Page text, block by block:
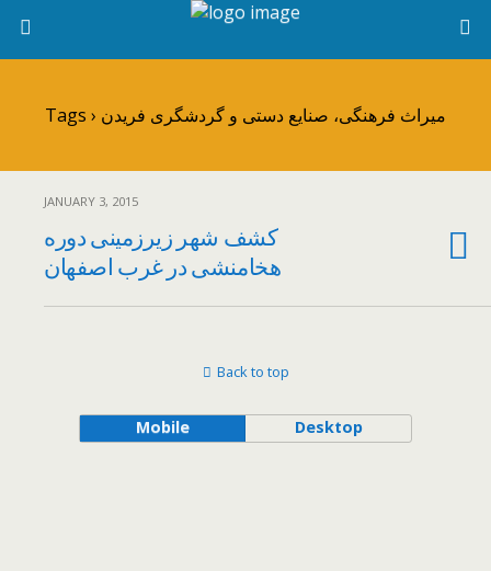
Tags › میراث فرهنگی، صنایع دستی و گردشگری فریدن
JANUARY 3, 2015
کشف شهر زیرزمینی دوره
هخامنشی در غرب اصفهان
Back to top
Mobile Desktop